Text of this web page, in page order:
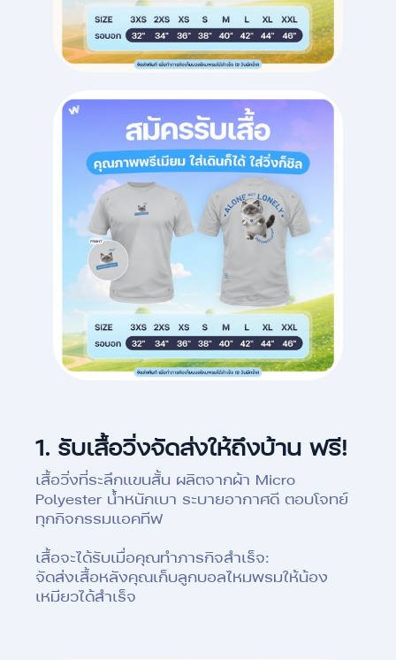
1. รับเสื้อวิ่งจัดส่งให้ถึงบ้าน ฟรี!
เสื้อวิ่งที่ระลึกแขนสั้น ผลิตจากผ้า Micro
Polyester น้ำหนักเบา ระบายอากาศดี ตอบโจทย์
ทุกกิจกรรมแอคทีฟ
เสื้อจะได้รับเมื่อคุณทำภารกิจสำเร็จ:
จัดส่งเสื้อหลังคุณเก็บลูกบอลไหมพรมให้น้อง
เหมียวได้สำเร็จ